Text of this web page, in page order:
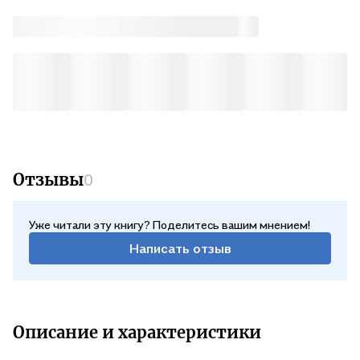
Отзывы0
Уже читали эту книгу? Поделитесь вашим мнением!
Написать отзыв
Описание и характеристики